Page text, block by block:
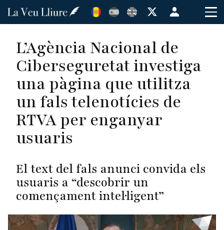
Vés
Menú
de
cuenta
de
usuario
L’Agència Nacional de
Ciberseguretat investiga
una pàgina que utilitza
un fals telenotícies de
RTVA per enganyar
usuaris
El text del fals anunci convida els
usuaris a “descobrir un
començament intel·ligent”